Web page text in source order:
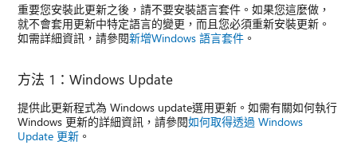
重要您安裝此更新之後，請不要安裝語言套件。如果您這麼做，
就不會套用更新中特定語言的變更，而且您必須重新安裝更新。
如需詳細資訊，請參閱新增Windows 語言套件 。
方法 1：Windows Update
提供此更新程式為 Windows update選用更新。如需有關如何執行
Windows 更新的詳細資訊，請參閱如何取得透過 Windows
Update 更新 。